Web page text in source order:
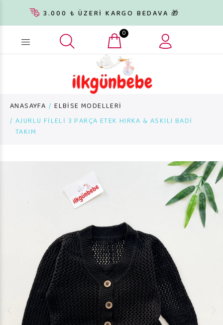
3.000 ₺ ÜZERİ KARGO BEDAVA 🎁
Ürün arama... 0
ANASAYFA
ELBİSE MODELLERİ
AJURLU FİLELİ 3 PARÇA ETEK HIRKA & ASKILI BADİ
TAKIM